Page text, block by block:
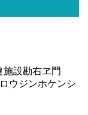
設勘右ヱ門
ウジンホケンシ